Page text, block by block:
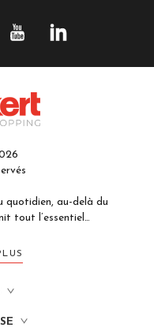
quotidien, au-delà du
tout l’essentiel…